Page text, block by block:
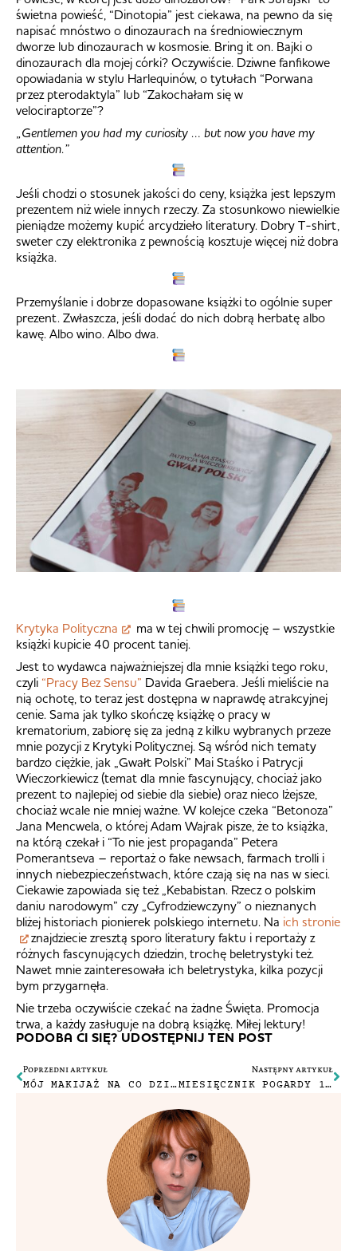
świetna powieść, “Dinotopia” jest ciekawa, na pewno da się
napisać mnóstwo o dinozaurach na średniowiecznym
dworze lub dinozaurach w kosmosie. Bring it on. Bajki o
dinozaurach dla mojej córki? Oczywiście. Dziwne fanfikowe
opowiadania w stylu Harlequinów, o tytułach “Porwana
przez pterodaktyla” lub “Zakochałam się w
velociraptorze”?
„Gentlemen you had my curiosity … but now you have my
attention.”
Jeśli chodzi o stosunek jakości do ceny, książka jest lepszym
prezentem niż wiele innych rzeczy. Za stosunkowo niewielkie
pieniądze możemy kupić arcydzieło literatury. Dobry T-shirt,
sweter czy elektronika z pewnością kosztuje więcej niż dobra
książka.
Przemyślanie i dobrze dopasowane książki to ogólnie super
prezent. Zwłaszcza, jeśli dodać do nich dobrą herbatę albo
kawę. Albo wino. Albo dwa.
Krytyka Polityczna
ma w tej chwili promocję – wszystkie
książki kupicie 40 procent taniej.
Jest to wydawca najważniejszej dla mnie książki tego roku,
czyli “Pracy Bez Sensu” Davida Graebera. Jeśli mieliście na
nią ochotę, to teraz jest dostępna w naprawdę atrakcyjnej
cenie. Sama jak tylko skończę książkę o pracy w
krematorium, zabiorę się za jedną z kilku wybranych przeze
mnie pozycji z Krytyki Politycznej. Są wśród nich tematy
bardzo ciężkie, jak „Gwałt Polski” Mai Staśko i Patrycji
Wieczorkiewicz (temat dla mnie fascynujący, chociaż jako
prezent to najlepiej od siebie dla siebie) oraz nieco lżejsze,
chociaż wcale nie mniej ważne. W kolejce czeka “Betonoza”
Jana Mencwela, o której Adam Wajrak pisze, że to książka,
na którą czekał i “To nie jest propaganda” Petera
Pomerantseva – reportaż o fake newsach, farmach trolli i
innych niebezpieczeństwach, które czają się na nas w sieci.
Ciekawie zapowiada się też „Kebabistan. Rzecz o polskim
daniu narodowym” czy „Cyfrodziewczyny” o nieznanych
bliżej historiach pionierek polskiego internetu. Na ich stronie
znajdziecie zresztą sporo literatury faktu i reportaży z
różnych fascynujących dziedzin, trochę beletrystyki też.
Nawet mnie zainteresowała ich beletrystyka, kilka pozycji
bym przygarnęła.
Nie trzeba oczywiście czekać na żadne Święta. Promocja
trwa, a każdy zasługuje na dobrą książkę. Miłej lektury!
PODOBA CI SIĘ? UDOSTĘPNIJ TEN POST
Poprzedni artykuł
MÓJ MAKIJAŻ NA CO DZIEŃ JESIENIĄ, PODCZAS PANDEMII
Następny artykuł
MIESIĘCZNIK POGARDY 11/2020